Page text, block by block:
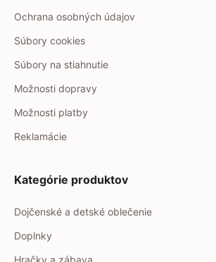
Ochrana osobných údajov
Súbory cookies
Súbory na stiahnutie
Možnosti dopravy
Možnosti platby
Reklamácie
Kategórie produktov
Dojčenské a detské oblečenie
Doplnky
Hračky a zábava